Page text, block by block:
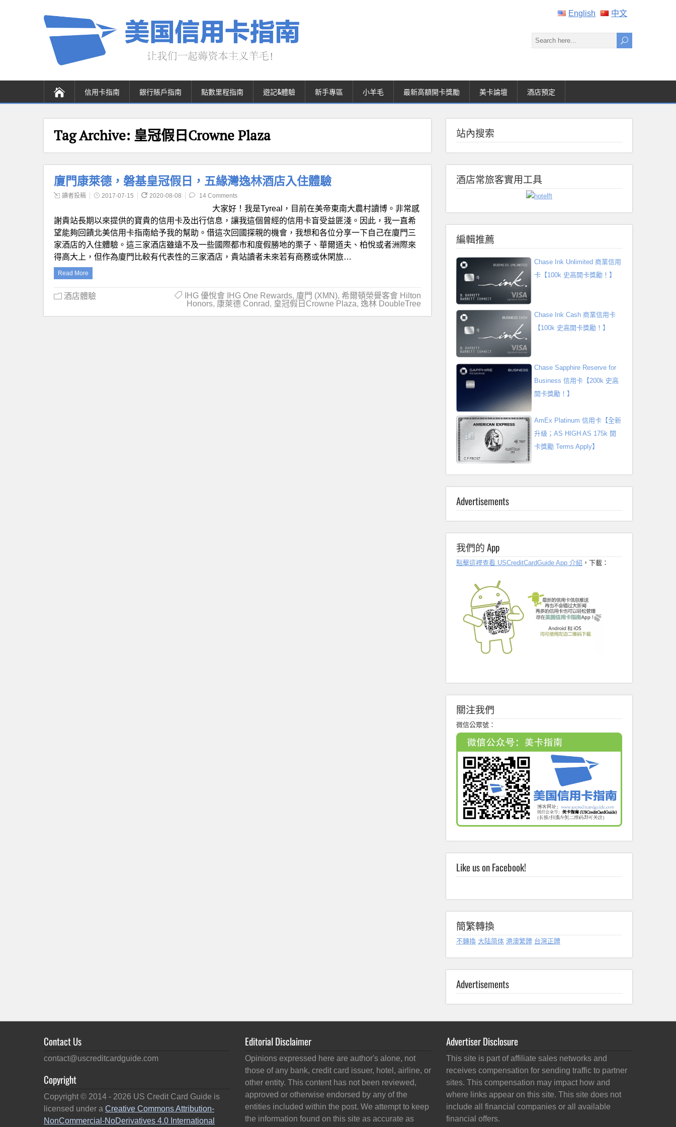
English 中文
信用卡指南 銀行賬戶指南 點數里程指南 遊記&體驗 新手專區 小羊毛 最新高額開卡獎勵 美卡論壇 酒店預定
Tag Archive: 皇冠假日Crowne Plaza
廈門康萊德，磐基皇冠假日，五緣灣逸林酒店入住體驗
讀者投稿 2017-07-15 2020-08-08 14 Comments
大家好！我是Tyreal，目前在美帝東南大農村讀博。非常感
謝貴站長期以來提供的寶貴的信用卡及出行信息，讓我這個曾經的信用卡盲受益匪淺。因此，我一直希
望能夠回饋北美信用卡指南給予我的幫助。借這次回國探親的機會，我想和各位分享一下自己在廈門三
家酒店的入住體驗。這三家酒店雖遠不及一些國際都市和度假勝地的栗子、華爾道夫、柏悅或者洲際來
得高大上，但作為廈門比較有代表性的三家酒店，貴站讀者未來若有商務或休閑旅…
Read More
酒店體驗 IHG 優悅會 IHG One Rewards, 廈門 (XMN), 希爾頓榮譽客會 Hilton
Honors, 康萊德 Conrad, 皇冠假日Crowne Plaza, 逸林 DoubleTree
站內搜索
酒店常旅客實用工具
編輯推薦
Chase Ink Unlimited 商業信用
卡【100k 史高開卡獎勵！】
Chase Ink Cash 商業信用卡
【100k 史高開卡獎勵！】
Chase Sapphire Reserve for
Business 信用卡【200k 史高
開卡獎勵！】
AmEx Platinum 信用卡【全新
升級；AS HIGH AS 175k 開
卡獎勵 Terms Apply】
Advertisements
我們的 App
點擊這裡查看 USCreditCardGuide App 介紹 ，下載：
關注我們
微信公眾號：
Like us on Facebook!
簡繁轉換
不轉換 大陆简体 港澳繁體 台灣正體
Advertisements
Contact Us
contact@uscreditcardguide.com
Copyright
Copyright © 2014 - 2026 US Credit Card Guide is
licensed under a Creative Commons Attribution-
NonCommercial-NoDerivatives 4.0 International
Editorial Disclaimer
Opinions expressed here are author's alone, not
those of any bank, credit card issuer, hotel, airline, or
other entity. This content has not been reviewed,
approved or otherwise endorsed by any of the
entities included within the post. We attempt to keep
the information found on this site as accurate as
Advertiser Disclosure
This site is part of affiliate sales networks and
receives compensation for sending traffic to partner
sites. This compensation may impact how and
where links appear on this site. This site does not
include all financial companies or all available
financial offers.